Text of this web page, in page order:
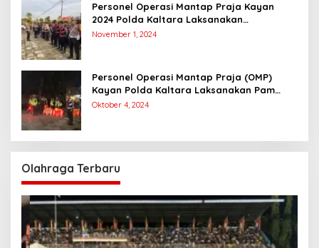
Personel Operasi Mantap Praja Kayan
2024 Polda Kaltara Laksanakan
Pengamanan Simulasi Pemungutan dan
November 1, 2024
Personel Operasi Mantap Praja (OMP)
Kayan Polda Kaltara Laksanakan Pam
Kampanye Paslon Gubernur dan Wakil
Oktober 4, 2024
Olahraga Terbaru